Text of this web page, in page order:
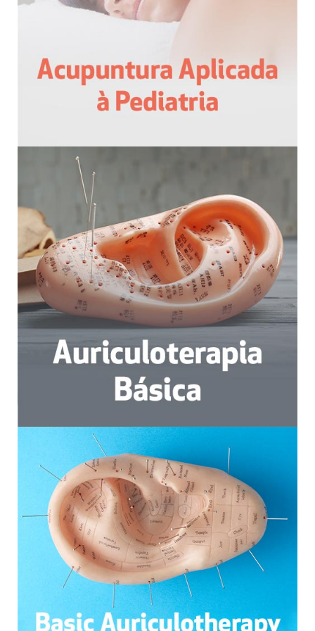
você deverá assistir o treinamento e completar
quaisquer documentos necessários para obter seu
seu certificado para seus próprios registros.
Política de Cancelamento
Observação
Esta gravação está disponível apenas no formato
online; você não receberá um DVD ou cópia física
da gravação – ela está disponível para você
assistir como um curso através de sua conta.